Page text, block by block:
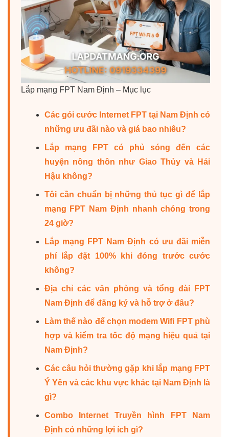
Lắp mạng FPT Nam Định – Mục lục
Các gói cước Internet FPT tại Nam Định có
những ưu đãi nào và giá bao nhiêu?
Lắp mạng FPT có phủ sóng đến các
huyện nông thôn như Giao Thủy và Hải
Hậu không?
Tôi cần chuẩn bị những thủ tục gì để lắp
mạng FPT Nam Định nhanh chóng trong
24 giờ?
Lắp mạng FPT Nam Định có ưu đãi miễn
phí lắp đặt 100% khi đóng trước cước
không?
Địa chỉ các văn phòng và tổng đài FPT
Nam Định để đăng ký và hỗ trợ ở đâu?
Làm thế nào để chọn modem Wifi FPT phù
hợp và kiểm tra tốc độ mạng hiệu quả tại
Nam Định?
Các câu hỏi thường gặp khi lắp mạng FPT
Ý Yên và các khu vực khác tại Nam Định là
gì?
Combo Internet Truyền hình FPT Nam
Định có những lợi ích gì?